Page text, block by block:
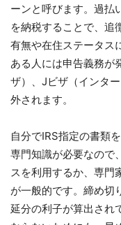
ーンと呼びます。過払
を納税することで、追
有無や在住ステータス
ある人には申告義務が
ザ）、Jビザ（インタ
外されます。
自分でIRS指定の書類
専門知識が必要なので
スを利用するか、専門
が一般的です。締め切
延分の利子が算出され